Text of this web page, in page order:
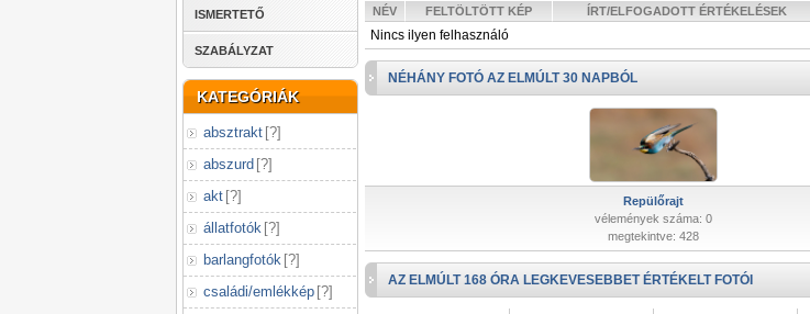
ISMERTETŐ
SZABÁLYZAT
KATEGÓRIÁK
absztrakt [?]
abszurd [?]
akt [?]
állatfotók [?]
barlangfotók [?]
családi/emlékkép [?]
NÉV FELTÖLTÖTT KÉP ÍRT/ELFOGADOTT ÉRTÉKELÉSEK
Nincs ilyen felhasználó
NÉHÁNY FOTÓ AZ ELMÚLT 30 NAPBÓL
Repülőrajt
vélemények száma: 0
megtekintve: 428
AZ ELMÚLT 168 ÓRA LEGKEVESEBBET ÉRTÉKELT FOTÓI